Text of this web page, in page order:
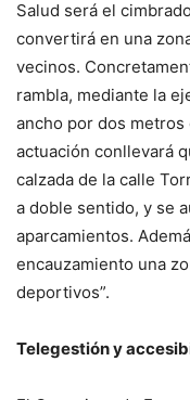
Salud será el
convertirá en una
vecinos.
rambla, mediante la
ancho por dos metros
actuación conllevará
calzada de la calle
a doble sentido, y se
aparcamientos.
encauzamiento una
deportivos”.
Telegestión y